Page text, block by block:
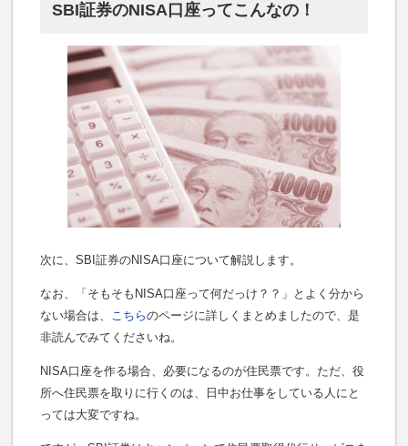
SBI証券のNISA口座ってこんなの！
次に、SBI証券のNISA口座について解説します。
なお、「そもそもNISA口座って何だっけ？？」とよく分から
ない場合は、 こちらのページに詳しくまとめましたので、是
非読んでみてくださいね。
NISA口座を作る場合、必要になるのが住民票です。ただ、役
所へ住民票を取りに行くのは、日中お仕事をしている人にと
っては大変ですね。